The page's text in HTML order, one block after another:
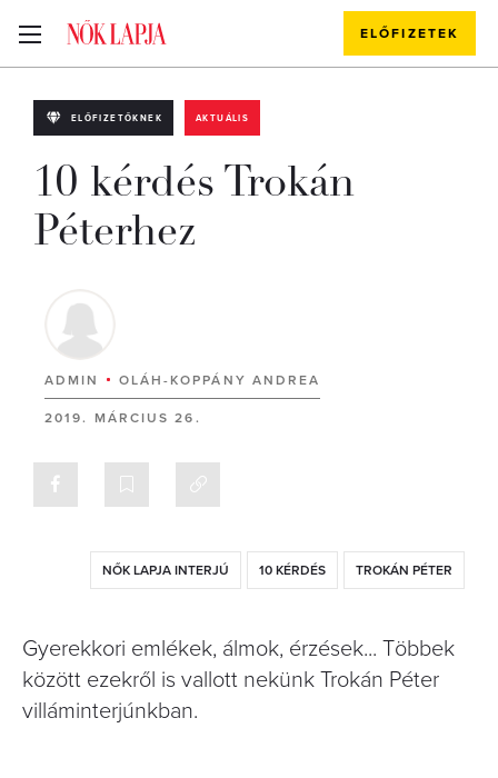
ELŐFIZETEK
ELŐFIZETŐKNEK AKTUÁLIS
10 kérdés Trokán
Péterhez
ADMIN OLÁH-KOPPÁNY ANDREA
2019. MÁRCIUS 26.
NŐK LAPJA INTERJÚ 10 KÉRDÉS TROKÁN PÉTER
Gyerekkori emlékek, álmok, érzések... Többek
között ezekről is vallott nekünk Trokán Péter
villáminterjúnkban.